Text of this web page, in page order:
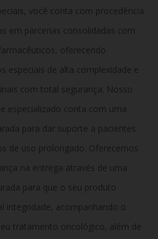
você conta com procedência
em parcerias consolidadas com
oferecendo
especiais de alta complexidade e
com total segurança. Nosso
especializado conta com uma
para dar suporte a pacientes
de uso prolongado. Oferecemos
na entrega através de uma
para que o seu produto
integridade, acompanhando o
tratamento oncológico, além de